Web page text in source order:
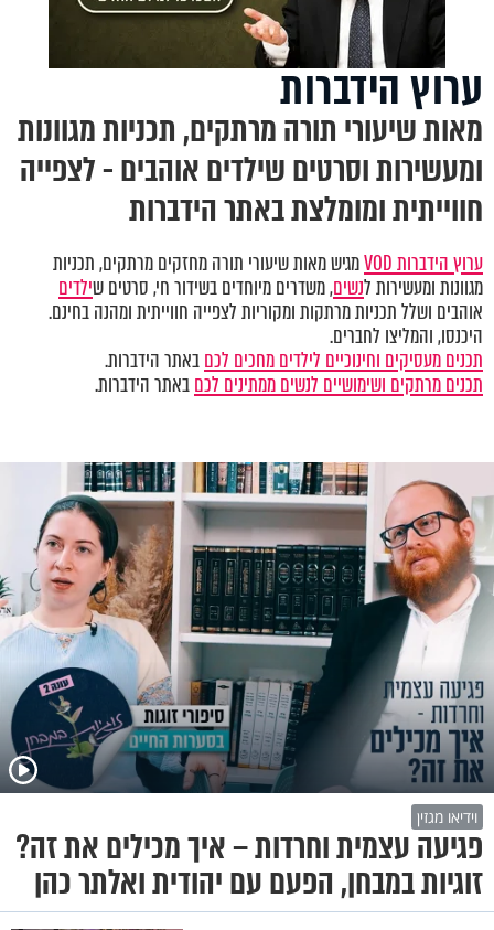
ערוץ הידברות
מאות שיעורי תורה מרתקים, תכניות מגוונות
ומעשירות וסרטים שילדים אוהבים - לצפייה
חווייתית ומומלצת באתר הידברות
ערוץ הידברות VOD
מגיש מאות שיעורי תורה מחזקים מרתקים, תכניות
מגוונות ומעשירות לנשים, משדרים מיוחדים בשידור חי, סרטים שילדים
אוהבים ושלל תכניות מרתקות ומקוריות לצפייה חווייתית ומהנה בחינם.
היכנסו, והמליצו לחברים.
תכנים מעסיקים וחינוכיים לילדים מחכים לכםבאתר הידברות.
תכנים מרתקים ושימושיים לנשים ממתינים לכםבאתר הידברות.
וידיאו מגזין
פגיעה עצמית וחרדות – איך מכילים את זה?
זוגיות במבחן, הפעם עם יהודית ואלתר כהן